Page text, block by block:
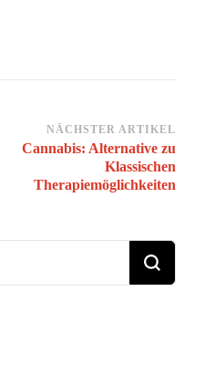
NÄCHSTER ARTIKEL
Cannabis: Alternative zu
Klassischen
Therapiemöglichkeiten